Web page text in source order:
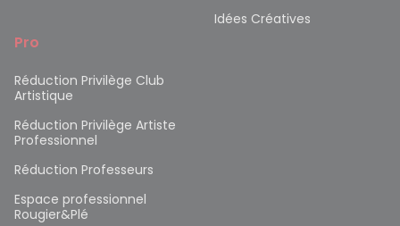
Idées Créatives
Pro
Réduction Privilège Club
Artistique
Réduction Privilège Artiste
Professionnel
Réduction Professeurs
Espace professionnel
Rougier&Plé